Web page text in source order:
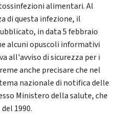
alimentari. Al
di questa infezione, il
in data 5 febbraio
alcuni opuscoli informativi
all'avviso di sicurezza per i
anche precisare che nel
nazionale di notifica delle
Ministero della salute, che
1990.